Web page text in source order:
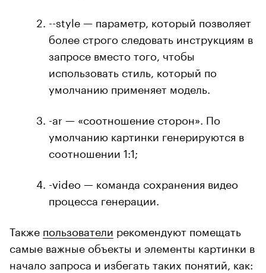
--style — параметр, который позволяет
более строго следовать инструкциям в
запросе вместо того, чтобы
использовать стиль, который по
умолчанию применяет модель.
-ar — «соотношение сторон». По
умолчанию картинки генерируются в
соотношении 1:1;
-video — команда сохранения видео
процесса генерации.
Также пользователи рекомендуют помещать
самые важные объекты и элементы картинки в
начало запроса и избегать таких понятий, как: